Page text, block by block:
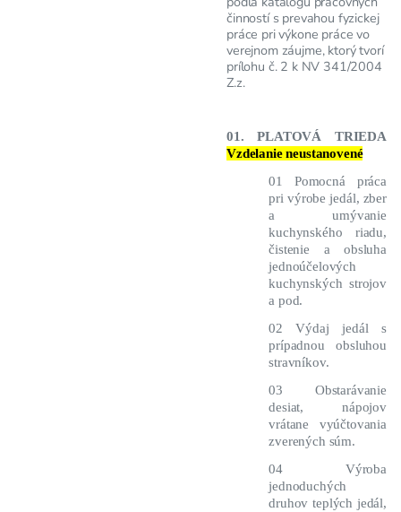
činností s prevahou fyzickej
práce pri výkone práce vo
verejnom záujme, ktorý tvorí
prílohu č. 2 k NV 341/2004
Z.z.
01. PLATOVÁ TRIEDA
Vzdelanie neustanovené
01 Pomocná práca
pri výrobe jedál, zber
a umývanie
kuchynského riadu,
čistenie a obsluha
jednoúčelových
kuchynských strojov
a pod.
02 Výdaj jedál s
prípadnou obsluhou
stravníkov.
03 Obstarávanie
desiat, nápojov
vrátane vyúčtovania
zverených súm.
04 Výroba
jednoduchých
druhov teplých jedál,